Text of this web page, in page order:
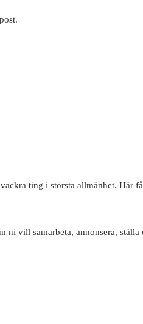
ting i största allmänhet.
ni vill samarbeta, annonsera,